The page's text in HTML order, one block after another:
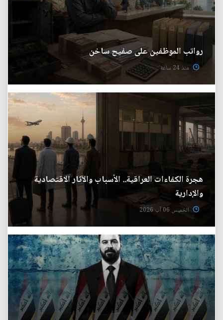
رواتب الموظفين على صفيح ساخن
منذ 24 ساعة
هجرة الكفاءات العراقية.. الأسباب والآثار الاقتصادية
والإدارية
الخميس 06 آب 2026